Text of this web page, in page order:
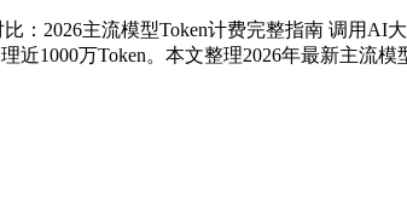
：2026主流模型Token计费完整指南 调用AI
1000万Token。本文整理2026年最新主流